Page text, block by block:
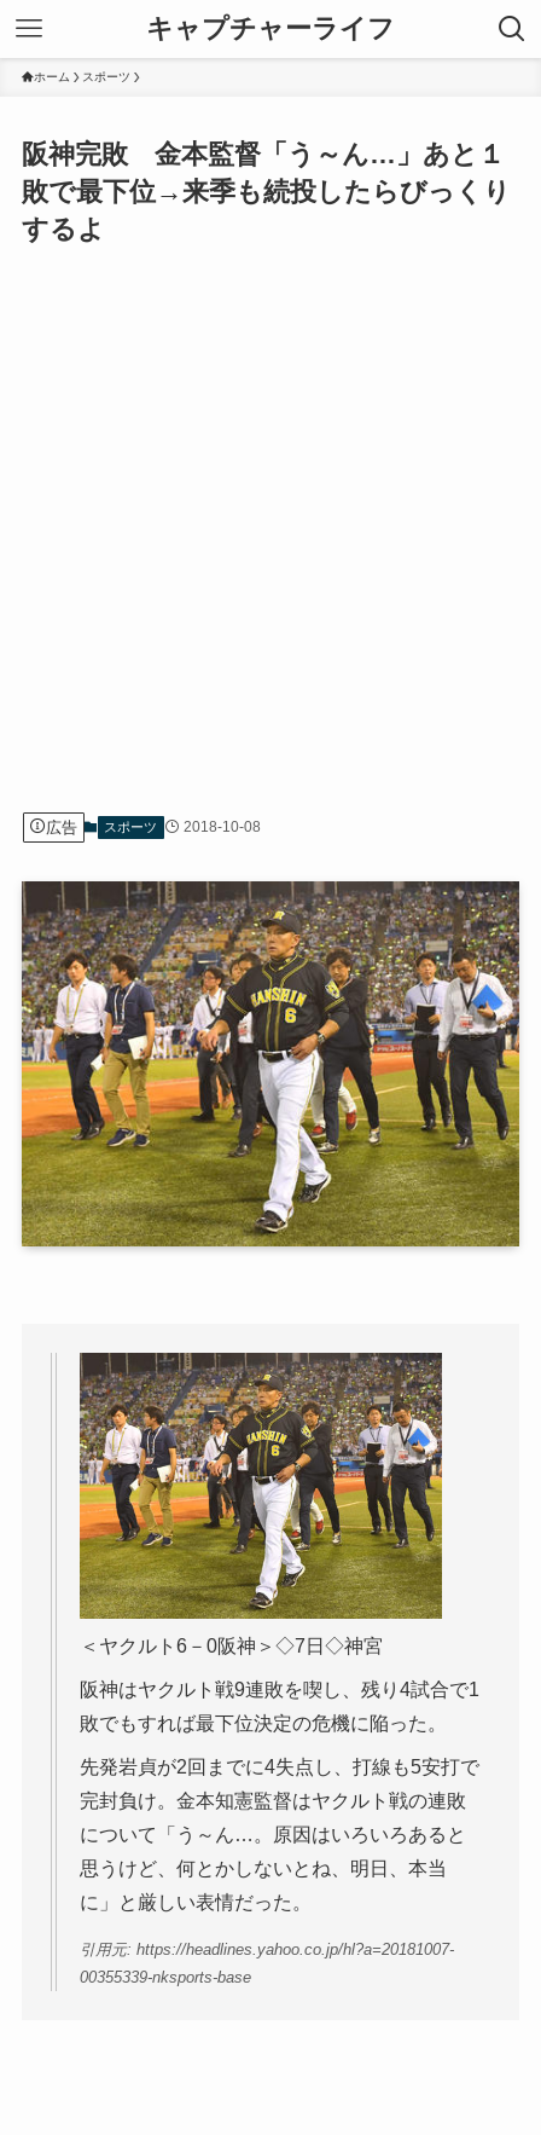
キャプチャーライフ
ホーム スポーツ
阪神完敗 金本監督「う～ん…」あと１
敗で最下位→来季も続投したらびっくり
するよ
広告 スポーツ 2018-10-08
＜ヤクルト6－0阪神＞◇7日◇神宮
阪神はヤクルト戦9連敗を喫し、残り4試合で1
敗でもすれば最下位決定の危機に陥った。
先発岩貞が2回までに4失点し、打線も5安打で
完封負け。金本知憲監督はヤクルト戦の連敗
について「う～ん…。原因はいろいろあると
思うけど、何とかしないとね、明日、本当
に」と厳しい表情だった。
引用元: https://headlines.yahoo.co.jp/hl?a=20181007-
00355339-nksports-base